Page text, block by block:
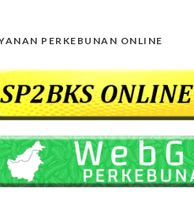
PERKEBUNAN ONLINE